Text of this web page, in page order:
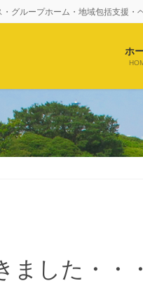
グループホーム・地域包括支援
ホ
ました・・